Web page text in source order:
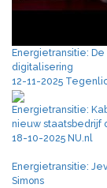
Energietransitie:
digitalisering
12-11-2025
Energietransitie:
nieuw staatsbedrijf
18-10-2025 NU.nl
Energietransitie:
Simons